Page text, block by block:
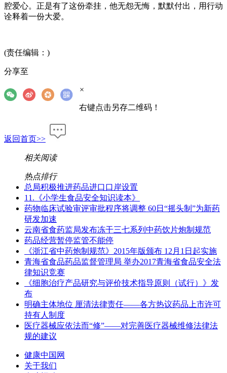
腔爱心。正是有了这份牵挂，他无怨无悔，默默付出，用行动
诠释着一份大爱。
(责任编辑：)
分享至
×
右键点击另存二维码！
返回首页>>
相关阅读
热点排行
总局积极推进药品进口口岸设置
11.《小学生食品安全知识读本》
药物临床试验审评审批程序将调整 60日“摇头制”为新药
研发加速
云南省食药监局发布冻干三七系列中药饮片炮制规范
药品经营暂停监管不能停
《浙江省中药炮制规范》2015年版颁布 12月1日起实施
青海省食品药品监督管理局 举办2017青海省食品安全法
律知识竞赛
《细胞治疗产品研究与评价技术指导原则（试行）》发
布
明确主体地位 厘清法律责任——各方热议药品上市许可
持有人制度
医疗器械应依法而“修”——对完善医疗器械维修法律法
规的建议
健康中国网
关于我们